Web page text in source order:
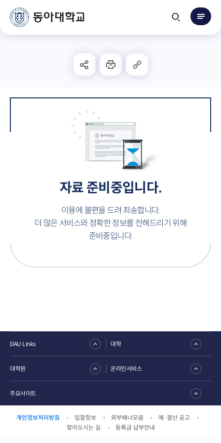
자료 준비중입니다.
이용에 불편을 드려 죄송합니다.
더 많은 서비스와 정확한 정보를 전해드리기 위해
준비중입니다.
개인정보처리방침 입찰정보 외부배너모음
예·결산 공고
찾아오시는 길
등록금 납부안내
DAU Links 대학
대학원 온라인서비스
주요사이트